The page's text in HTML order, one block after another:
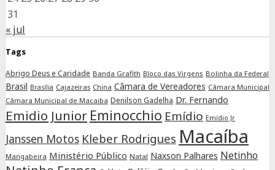
31
« jul
Tags
Abrigo Deus e Caridade Banda Grafith Bloco das Virgens Bolinha da Federal
Brasil Brasília Cajazeiras China Câmara de Vereadores Câmara Municipal
Câmara Municipal de Macaiba Denilson Gadelha Dr. Fernando
Emidio Junior Eminocchio Emídio Emídio Jr
Janssen Motos Kleber Rodrigues Macaíba
Mangabeira Ministério Público Natal Naxson Palhares Netinho